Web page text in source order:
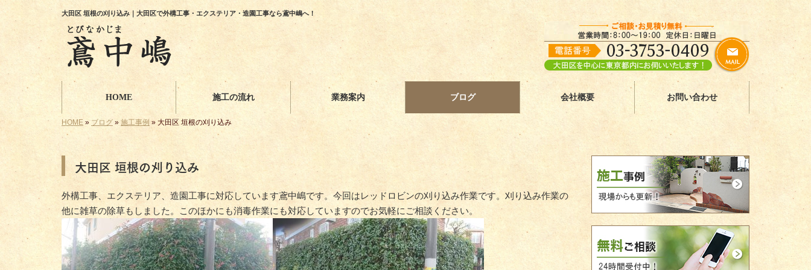
大田区 垣根の刈り込み｜大田区で外構工事・エクステリア・造園工事なら鳶中嶋へ！
HOME 施工の流れ 業務案内 ブログ 会社概要 お問い合わせ
HOME » ブログ » 施工事例 » 大田区 垣根の刈り込み
大田区 垣根の刈り込み
外構工事、エクステリア、造園工事に対応しています鳶中嶋です。今回はレッドロビンの刈り込み作業です。刈り込み作業の
他に雑草の除草もしました。このほかにも消毒作業にも対応していますのでお気軽にご相談ください。